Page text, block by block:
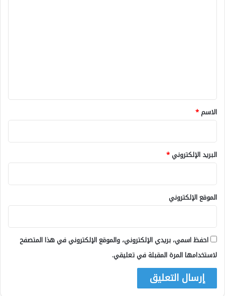
*
الاسم*
البريد الإلكتروني*
الموقع الإلكتروني
احفظ اسمي، بريدي الإلكتروني، والموقع الإلكتروني في هذا المتصفح
لاستخدامها المرة المقبلة في تعليقي.